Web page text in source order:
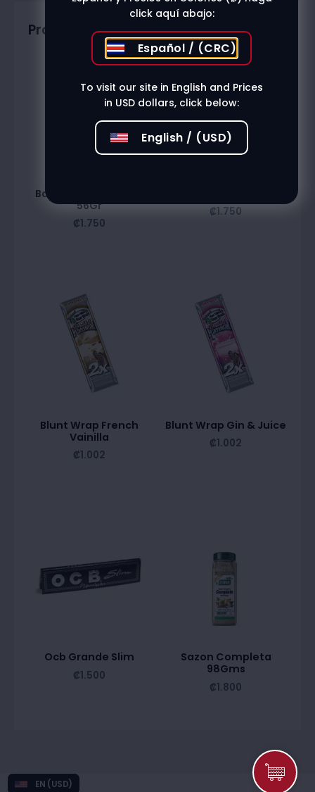
Productos relacionados
Badia Curry En Polvo
56Gr
₡1.750
₡1.750
Blunt Wrap French
Vainilla
₡1.002
Blunt Wrap Gin & Juice
₡1.002
Ocb Grande Slim
₡1.500
Sazon Completa
98Gms
₡1.800
EN (USD)
click aquí abajo:
Español / (CRC)
To visit our site in English and Prices
in USD dollars, click below:
English / (USD)